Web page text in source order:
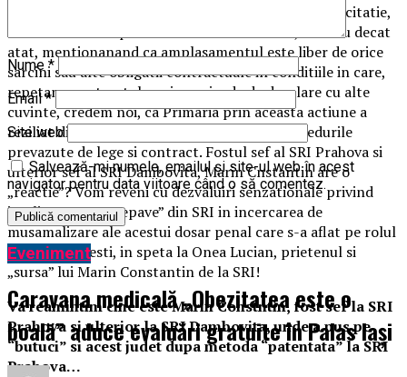
Municipiului Targoviste incredinteaza direct, fara licitatie,
societatii sale de profil executia lucrarilor si, mai rau decat
atat, mentionanand ca amplasamentul este liber de orice
sarcini sau alte obligatii contractuale in conditiile in care,
repetam, contractul era in perioada de derulare cu alte
cuvinte, credem noi, ca Primaria prin aceasta actiune a
reziliat direct contractul fara a respecta procedurile
prevazute de lege si contract. Fostul sef al SRI Prahova si
ulterior sef al SRI Dambovita, Marin Cnstantin are o
„reactie”? Vom reveni cu dezvaluiri senzationale privind
implicarea unor „epave” din SRI in incercarea de
musamalizare ale acestui dosar penal care s-a aflat pe rolul
DNA ST Ploiesti, in speta la Onea Lucian, prietenul si
„sursa” lui Marin Constantin de la SRI!
Va reamintim cine este Marin Constntin, fost sef la SRI
Prahova si ulterior la SRI Dambovita, unde a pus pe
“butuci” si acest judet dupa metoda “patentata” la SRI
Prahova…
Nume *
Email*
Site web
Salvează-mi numele, emailul și site-ul web în acest
navigator pentru data viitoare când o să comentez.
Eveniment
Caravana medicală „Obezitatea este o
boală” aduce evaluări gratuite în Palas Iași